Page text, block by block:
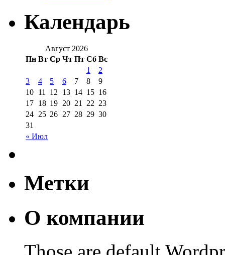
Календарь
Август 2026
Пн Вт Ср Чт Пт Сб Вс
« Июл
1
2
3
4 5 6 7 8
9
10 11 12 13 14 15 16
17 18 19 20 21 22 23
24 25 26 27 28 29 30
31
Метки
О компании